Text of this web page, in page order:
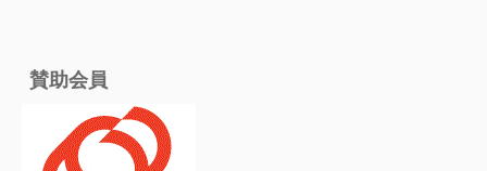
賛助会員